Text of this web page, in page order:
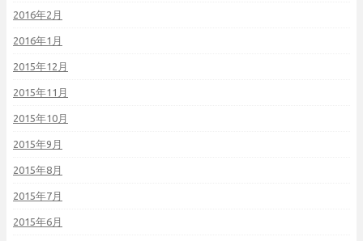
2016年2月
2016年1月
2015年12月
2015年11月
2015年10月
2015年9月
2015年8月
2015年7月
2015年6月